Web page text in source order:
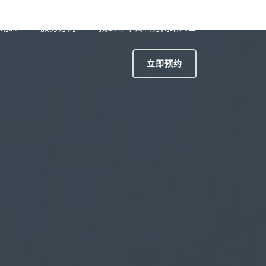
态 服务方向 找到金年会官方网站入口
立即预约